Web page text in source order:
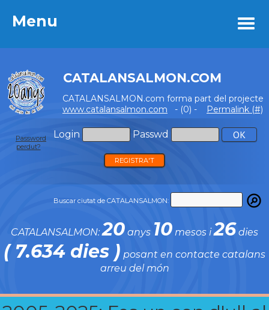
Menu
CATALANSALMON.COM
CATALANSALMON.com forma part del projecte
www.catalansalmon.com - (0) - Permalink (#)
Login Passwd
Password
perdut?
REGISTRA'T
Buscar ciutat de CATALANSALMON:
CATALANSALMON:20 anys 10 mesos i26 dies
( 7.634 dies ) posant en contacte catalans
arreu del món
Menu